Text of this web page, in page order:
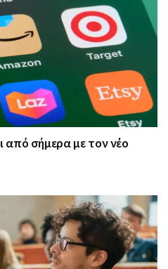
από σήμερα με τον νέο